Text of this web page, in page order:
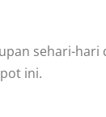
sehari-hari
ini.